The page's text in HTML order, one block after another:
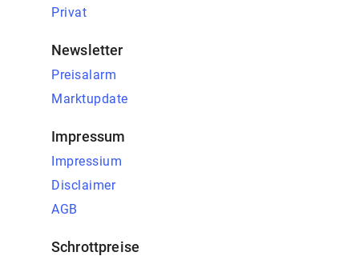
Privat
Newsletter
Preisalarm
Marktupdate
Impressum
Impressium
Disclaimer
AGB
Schrottpreise